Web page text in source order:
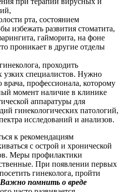
рта, состоянием
избежать развития стоматита,
гайморита, на фоне
проникает в другие отделы
проходить
узких специалистов. Нужно
врача, профессионала, которому
момент наличие в клинике
аппаратуры для
гинекологических патологий,
исследований и анализов.
к рекомендациям
с острой и хронической
Меры профилактики
При появлении первых
гинеколога, пройти
Важно помнить о вреде